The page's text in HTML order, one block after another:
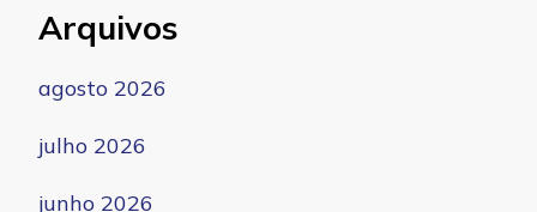
Arquivos
agosto 2026
julho 2026
junho 2026